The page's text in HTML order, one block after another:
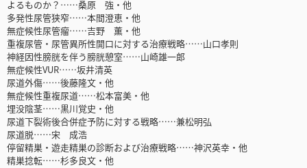
よるものか？……桑原 強・他
多発性尿管狭窄……本間澄恵・他
無症候性尿管瘤……吉野 薫・他
重複尿管・尿管異所性開口に対する治療戦略……山口孝則
神経因性膀胱を伴う膀胱憩室……山崎雄一郎
無症候性VUR……坂井清英
尿道外傷……後藤隆文・他
無症候性重複尿道……松本富美・他
埋没陰茎……黒川覚史・他
尿道下裂術後合併症予防に対する戦略……兼松明弘
尿道脱……宋 成浩
停留精巣・遊走精巣の診断および治療戦略……神沢英幸・他
精巣捻転……杉多良文・他